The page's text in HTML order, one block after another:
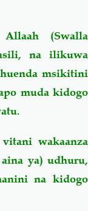
(Swalla
na ilikuwa
msikitini
muda kidogo
wakaanza
ya) udhuru,
na kidogo